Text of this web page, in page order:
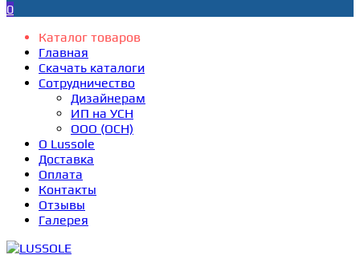
0
Каталог товаров
Главная
Скачать каталоги
Сотрудничество
Дизайнерам
ИП на УСН
ООО (ОСН)
О Lussole
Доставка
Оплата
Контакты
Отзывы
Галерея